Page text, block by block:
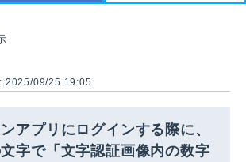
2025/09/25 19:05
アプリにログインする際に、
字で「文字認証画像内の数字